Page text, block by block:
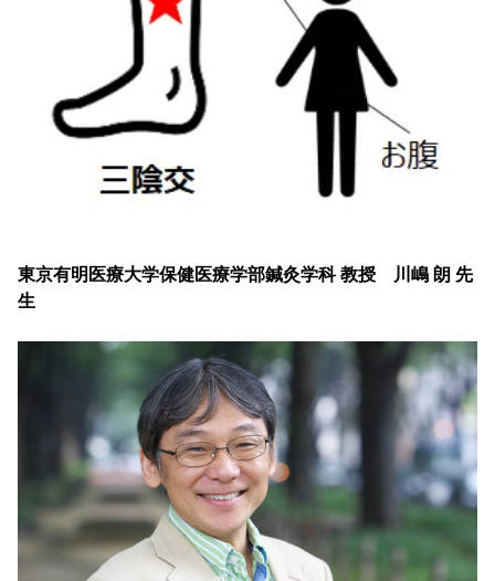
東京有明医療大学保健医療学部鍼灸学科 教授 川嶋 朗 先
生